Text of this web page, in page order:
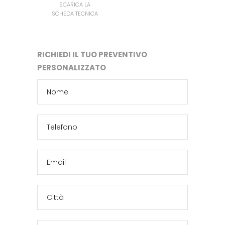
SCARICA LA
SCHEDA TECNICA
RICHIEDI IL TUO PREVENTIVO
PERSONALIZZATO